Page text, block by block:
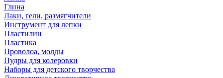
Глина
Лаки, гели, размягчители
Инструмент для лепки
Пластилин
Пластика
Проволоа, молды
Пудры для колеровки
Наборы для детского творчества